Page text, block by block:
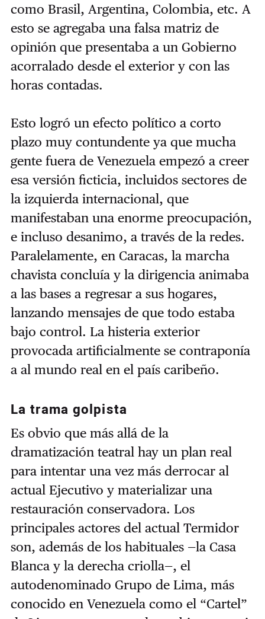
como Brasil, Argentina, Colombia, etc. A
esto se agregaba una falsa matriz de
opinión que presentaba a un Gobierno
acorralado desde el exterior y con las
horas contadas.
Esto logró un efecto político a corto
plazo muy contundente ya que mucha
gente fuera de Venezuela empezó a creer
esa versión ficticia, incluidos sectores de
la izquierda internacional, que
manifestaban una enorme preocupación,
e incluso desanimo, a través de la redes.
Paralelamente, en Caracas, la marcha
chavista concluía y la dirigencia animaba
a las bases a regresar a sus hogares,
lanzando mensajes de que todo estaba
bajo control. La histeria exterior
provocada artificialmente se contraponía
a al mundo real en el país caribeño.
La trama golpista
Es obvio que más allá de la
dramatización teatral hay un plan real
para intentar una vez más derrocar al
actual Ejecutivo y materializar una
restauración conservadora. Los
principales actores del actual Termidor
son, además de los habituales —la Casa
Blanca y la derecha criolla—, el
autodenominado Grupo de Lima, más
conocido en Venezuela como el “Cartel”